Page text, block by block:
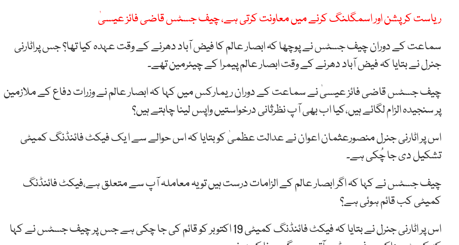
ریاست کرپشن اور اسمگلنگ کرنے میں معاونت کرتی ہے، چیف جسٹس قاضی فائز عیسیٰ
سماعت کے دوران چیف جسٹس نے پوچھا کہ ابصار عالم کا فیض آباد دھرنے کے وقت عہدہ کیا تھا؟ جس پراٹارنی
جنرل نے بتایا کہ فیض آباد دھرنے کے وقت ابصار عالم پیمرا کے چیئرمین تھے۔
چیف جسٹس قاضی فائز عیسیٰ نے سماعت کے دوران ریمارکس میں کہا کہ ابصار عالم نے وزرات دفاع کے ملازمین
پر سنجیدہ الزام لگائے ہیں،کیا اب بھی آپ نظرثانی درخواستیں واپس لینا چاہتے ہیں؟
اس پر اٹارنی جنرل منصورعثمان اعوان نے عدالت عظمیٰ کو بتایا کہ اس حوالے سے ا یک فیکٹ فائنڈنگ کمیٹی
تشکیل دی جا چُکی ہے۔
چیف جسٹس نے کہا کہ اگر ابصار عالم کے الزامات درست ہیں تو یہ معاملہ آپ سے متعلق ہے،فیکٹ فائنڈنگ
کمیٹی کب قائم ہوئی ہے؟
اس پر اٹارنی جنرل نے بتایا کہ فیکٹ فائنڈنگ کمیٹی 19 اکتوبر کو قائم کی جا چکی ہے جس پر چیف جسٹس نے کہا